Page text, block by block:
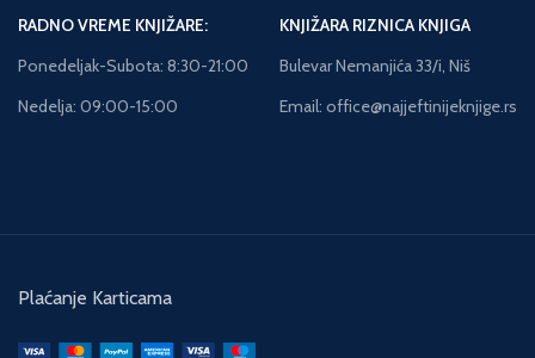
RADNO VREME KNJIŽARE:
Ponedeljak-Subota: 8:30-21:00
Nedelja: 09:00-15:00
KNJIŽARA RIZNICA KNJIGA
Bulevar Nemanjića 33/i, Niš
Email: office@najjeftinijeknjige.rs
Plaćanje Karticama